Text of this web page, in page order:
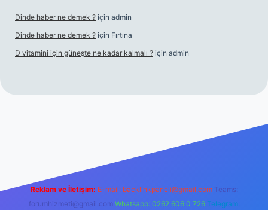
Dinde haber ne demek ? için admin
Dinde haber ne demek ? için Fırtına
D vitamini için güneşte ne kadar kalmalı ? için admin
Reklam ve İletişim: E-mail: backlinkpaneli@gmail.com Teams:
forumhizmeti@gmail.com Whatsapp: 0262 606 0 726 Telegram: